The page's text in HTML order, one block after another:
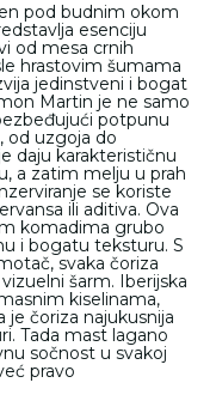
pod budnim okom
esenciju
od mesa crnih
hrastovim šumama
jedinstveni i bogat
Martin je ne samo
potpunu
od uzgoja do
daju karakterističnu
a zatim melju u prah
se koriste
ili aditiva. Ova
komadima grubo
i bogatu teksturu. S
svaka čoriza
šarm. Iberijska
kiselinama,
je čoriza najukusnija
Tada mast lagano
sočnost u svakoj
pravo